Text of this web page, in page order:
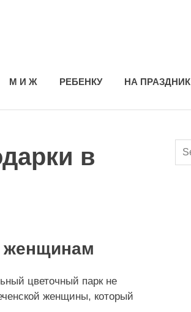
М И Ж РЕБЕНКУ НА ПРАЗДНИК
в
женщинам
цветочный парк не
женщины, который